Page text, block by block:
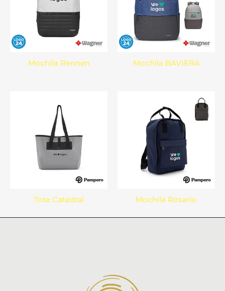
Mochila Rennen Mochila BAVIERA
Tote Catedral Mochila Rosario